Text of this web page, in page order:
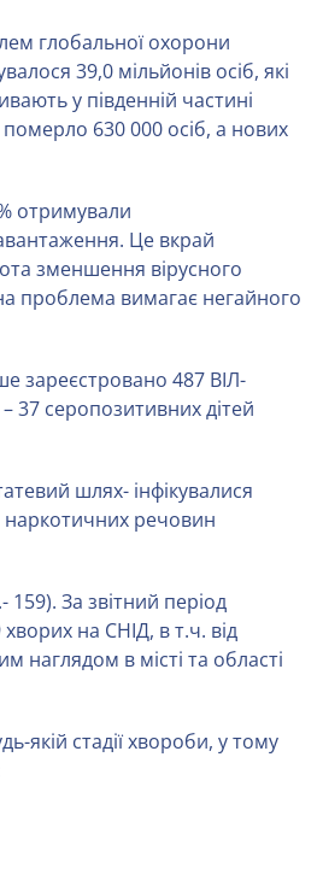
глобальної охорони
39,0 мільйонів осіб, які
у південній частині
померло 630 000 осіб, а нових
отримували
Це вкрай
зменшення вірусного
проблема вимагає негайного
зареєстровано 487 ВІЛ-
37 серопозитивних дітей
шлях- інфікувалися
речовин
За звітний період
на СНІД, в т.ч. від
наглядом в місті та області
якій стадії хвороби, у тому